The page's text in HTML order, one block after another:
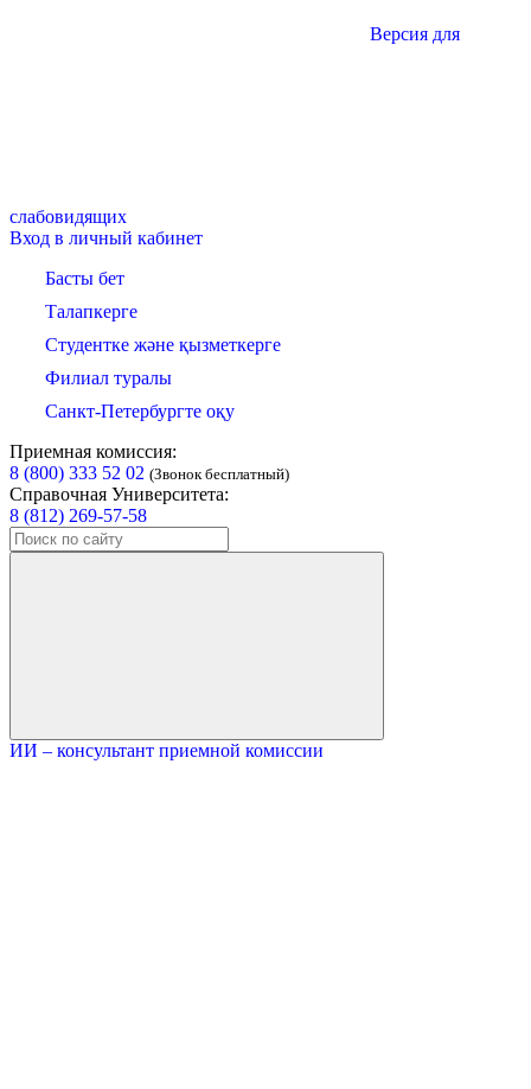
Версия для
слабовидящих
Вход в личный кабинет
Басты бет
Талапкерге
Студентке және қызметкерге
Филиал туралы
Санкт-Петербургте оқу
Приемная комиссия:
8 (800) 333 52 02 (Звонок бесплатный)
Справочная Университета:
8 (812) 269-57-58
ИИ – консультант приемной комиссии